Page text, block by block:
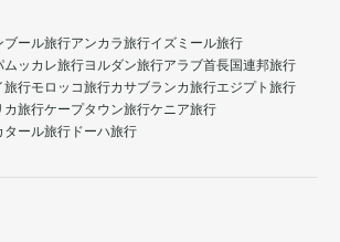
ブール旅行アンカラ旅行イズミール旅行
ムッカレ旅行ヨルダン旅行アラブ首長国連邦旅行
旅行モロッコ旅行カサブランカ旅行エジプト旅行
カ旅行ケープタウン旅行ケニア旅行
タール旅行 ドーハ旅行